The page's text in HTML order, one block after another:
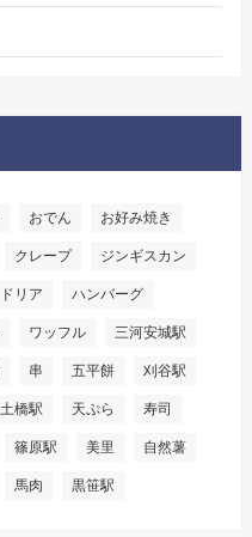
おでん お好み焼き
クレープ ジンギスカン
ドリア ハンバーグ
ワッフル 三河安城駅
串 五平餅 刈谷駅
土橋駅 天ぷら 寿司
篠原駅 美里 自然薯
馬肉 黒笹駅